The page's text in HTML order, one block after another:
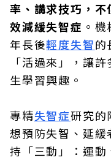
率、講求技巧，
效減緩失智症 。
年長後輕度失智的
「活過來」，讓
生學習興趣。
專精失智症研究的
想預防失智、延
持「三動」：運